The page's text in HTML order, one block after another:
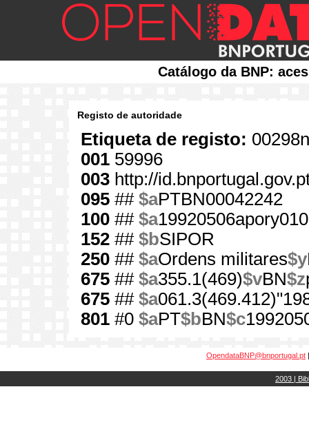
Catálogo da BNP:
Registo de autoridade
Etiqueta de registo:
001 59996
003 http://
095 ## $aPTBN00042242
100 ## $a
152 ## $bSIPOR
250 ## $aOrdens militares$y
675 ## $a355.1(469)$vBN$z
675 ## $a
801 #0 $aPT$bBN$c
OpendataBNP@bnportugal.pt
2003 |